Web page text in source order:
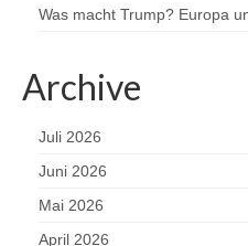
Was macht Trump? Europa
Archive
Juli 2026
Juni 2026
Mai 2026
April 2026